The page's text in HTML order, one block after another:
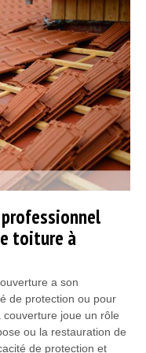
toiture à
a son
de protection ou pour
couverture joue un rôle
ou la restauration de
de protection et